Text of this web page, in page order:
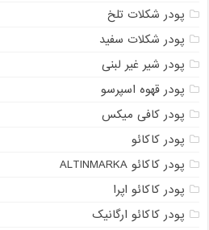
پودر شکلات تلخ
پودر شکلات سفید
پودر شیر غیر لبنی
پودر قهوه اسپرسو
پودر کافی میکس
پودر کاکائو
پودر کاکائو ALTINMARKA
پودر کاکائو اپرا
پودر کاکائو ارگانیک